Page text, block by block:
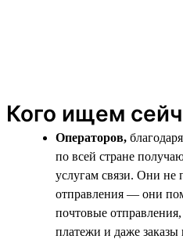
Кого ищем
Операторов,
по всей стране
услугам связи. Они
отправления — они
почтовые
платежи и даже заказы